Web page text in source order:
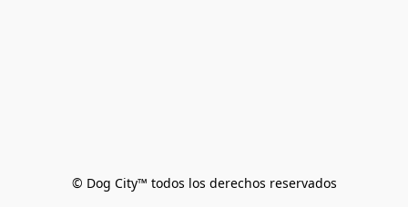
© Dog City™ todos los derechos reservados